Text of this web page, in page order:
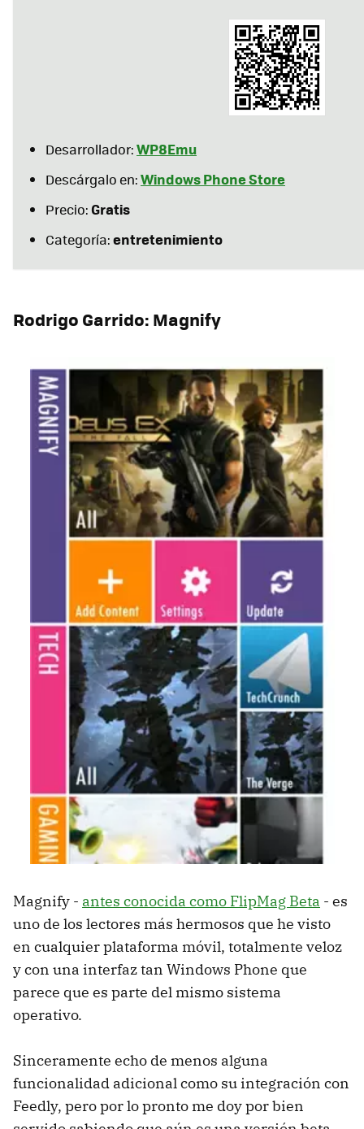
Desarrollador:WP8Emu
Descárgalo en:Windows Phone Store
Precio:Gratis
Categoría:entretenimiento
Rodrigo Garrido: Magnify
Magnify - antes conocida como FlipMag Beta - es
uno de los lectores más hermosos que he visto
en cualquier plataforma móvil, totalmente veloz
y con una interfaz tan Windows Phone que
parece que es parte del mismo sistema
operativo.
Sinceramente echo de menos alguna
funcionalidad adicional como su integración con
Feedly, pero por lo pronto me doy por bien